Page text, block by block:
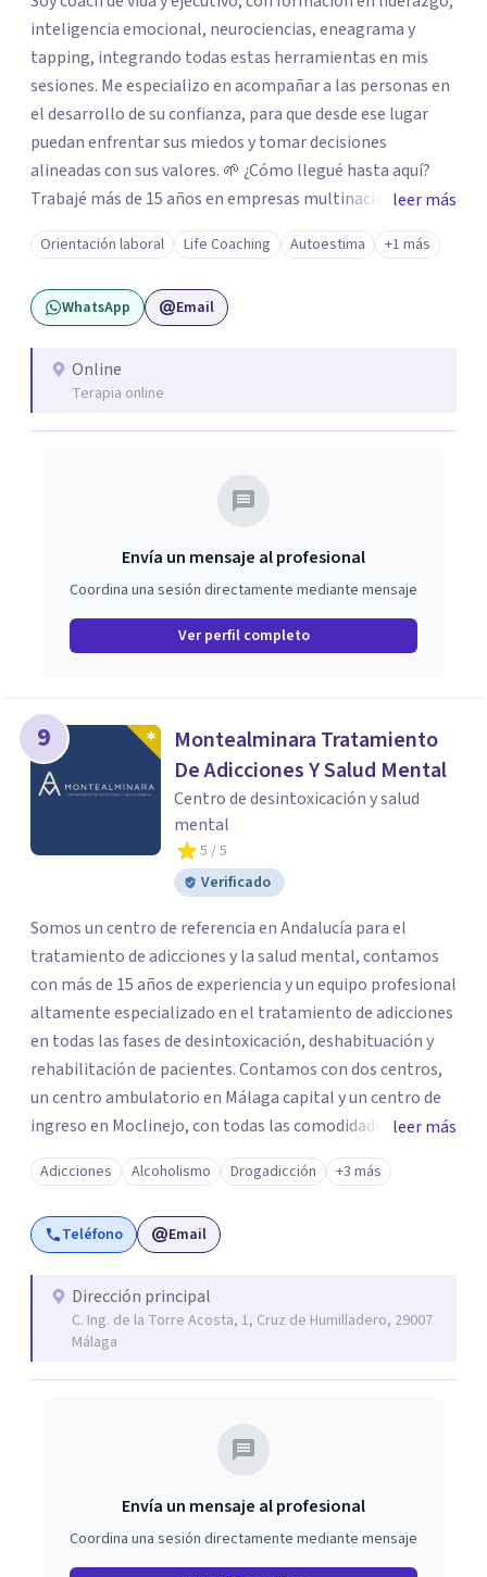
inteligencia emocional, neurociencias, eneagrama y
tapping, integrando todas estas herramientas en mis
sesiones. Me especializo en acompañar a las personas en
el desarrollo de su confianza, para que desde ese lugar
puedan enfrentar sus miedos y tomar decisiones
alineadas con sus valores. 🌱 ¿Cómo llegué hasta aquí?
Trabajé más de 15 años en empresas multinacionales y
estudios contables como contadora pública
especializada en impuestos. Durante ese recorrido tuve la
oportunidad de liderar equipos, y fue allí donde descubrí
mi pasión por acompañar a las personas en su desarrollo
camino de autoconocimiento me llevó a cuestionar
creencias, miedos y mandatos que ya no estaban
alineados conmigo. Ese proceso me impulsó a tomar
con lo que realmente quiero construir. ✨
leer más
Orientación laboral Life Coaching Autoestima +1 más
WhatsApp Email
Online
Terapia online
Envía un mensaje al profesional
Coordina una sesión directamente mediante mensaje
Ver perfil completo
9
Montealminara Tratamiento
De Adicciones Y Salud Mental
Centro de desintoxicación y salud
mental
5 / 5
Verificado
Somos un centro de referencia en Andalucía para el
tratamiento de adicciones y la salud mental, contamos
con más de 15 años de experiencia y un equipo profesional
altamente especializado en el tratamiento de adicciones
en todas las fases de desintoxicación, deshabituación y
rehabilitación de pacientes. Contamos con dos centros,
un centro ambulatorio en Málaga capital y un centro de
ingreso en Moclinejo, con todas las comodidades de un
hotel y las capacidades de una clínica. El tratamiento será
realizado en modalidad de internamiento o ambulatorio
dependiendo de las necesidades del paciente. El Centro
Ambulatorio permite que las personas que experimentan
sin tener que abandonar su vida normal. Suele ser el caso
de pacientes que, a pesar de tener consumos o conductas
patológicas, aún mantienen una estructura personal,
familiar, laboral y social adecuada, por lo que no es
alejado de núcleos urbanos, en un entorno natural
próximo a la localidad malagueña de Moclinejo. Cuenta
con todo tipo de comodidades, piscina y espectaculares
vistas al mar y a la montaña.
leer más
Adicciones Alcoholismo Drogadicción +3 más
Teléfono Email
Dirección principal
C. Ing. de la Torre Acosta, 1, Cruz de Humilladero, 29007
Málaga
Envía un mensaje al profesional
Coordina una sesión directamente mediante mensaje